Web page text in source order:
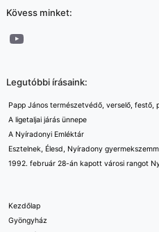
Kövess minket:
YouTube
Legutóbbi írásaink:
Papp János természetvédő, verselő, festő,
A ligetaljai járás ünnepe
A Nyíradonyi Emléktár
Esztelnek, Élesd, Nyíradony
1992. február 28-án kapott városi rangot
Kezdőlap
Gyöngyház